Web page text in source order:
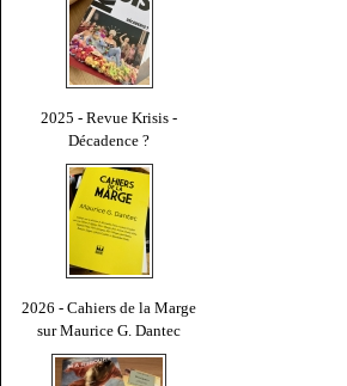
2025 - Revue Krisis -
Décadence ?
2026 - Cahiers de la Marge
sur Maurice G. Dantec